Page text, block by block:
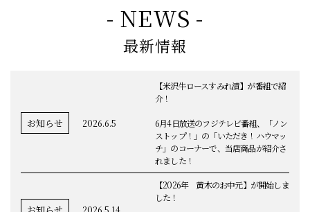
- NEWS -
最新情報
お知らせ 2026.6.5
【米沢牛ロースすみれ漬】が番組で紹
介！
6月4日放送のフジテレビ番組、「ノン
ストップ！」の「いただき！ハウマッ
チ」のコーナーで、当店商品が紹介さ
れました！
2026.5.14
【2026年 黄木のお中元】が開始しま
した！